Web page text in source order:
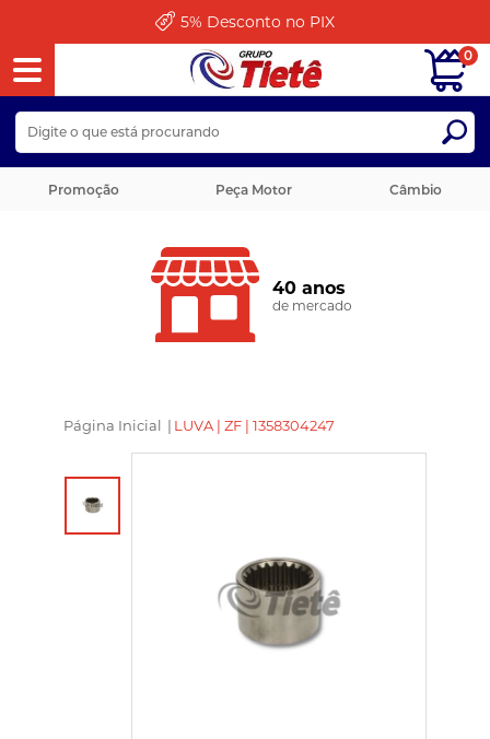
5% Desconto no PIX
Promoção Peça Motor Câmbio
0
40 anos
de mercado
Página Inicial | LUVA | ZF | 1358304247